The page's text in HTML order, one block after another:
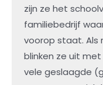
zijn ze het
familiebedrijf
voorop staat. Als
blinken ze uit
vele geslaagde